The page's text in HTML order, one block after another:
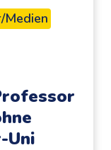
Medien
Uni